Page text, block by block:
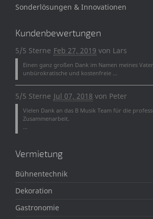
Sonderlösungen & Innovationen
Kundenbewertungen
5/5 Sterne Feb 27, 2019 von Lars
Einen ganz großen Dank im Namen meines
unbürokratische und kostenfreie ...
5/5 Sterne Jul 07, 2018 von Peter
Vielen Dank an das B Musik Team für die
Zusammenarbeit.
...
Vermietung
Bühnentechnik
Dekoration
Gastronomie